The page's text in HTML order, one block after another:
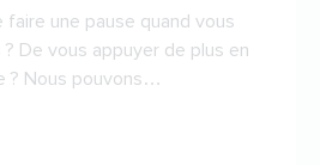
une pause quand vous
De vous appuyer de plus en
? Nous pouvons…